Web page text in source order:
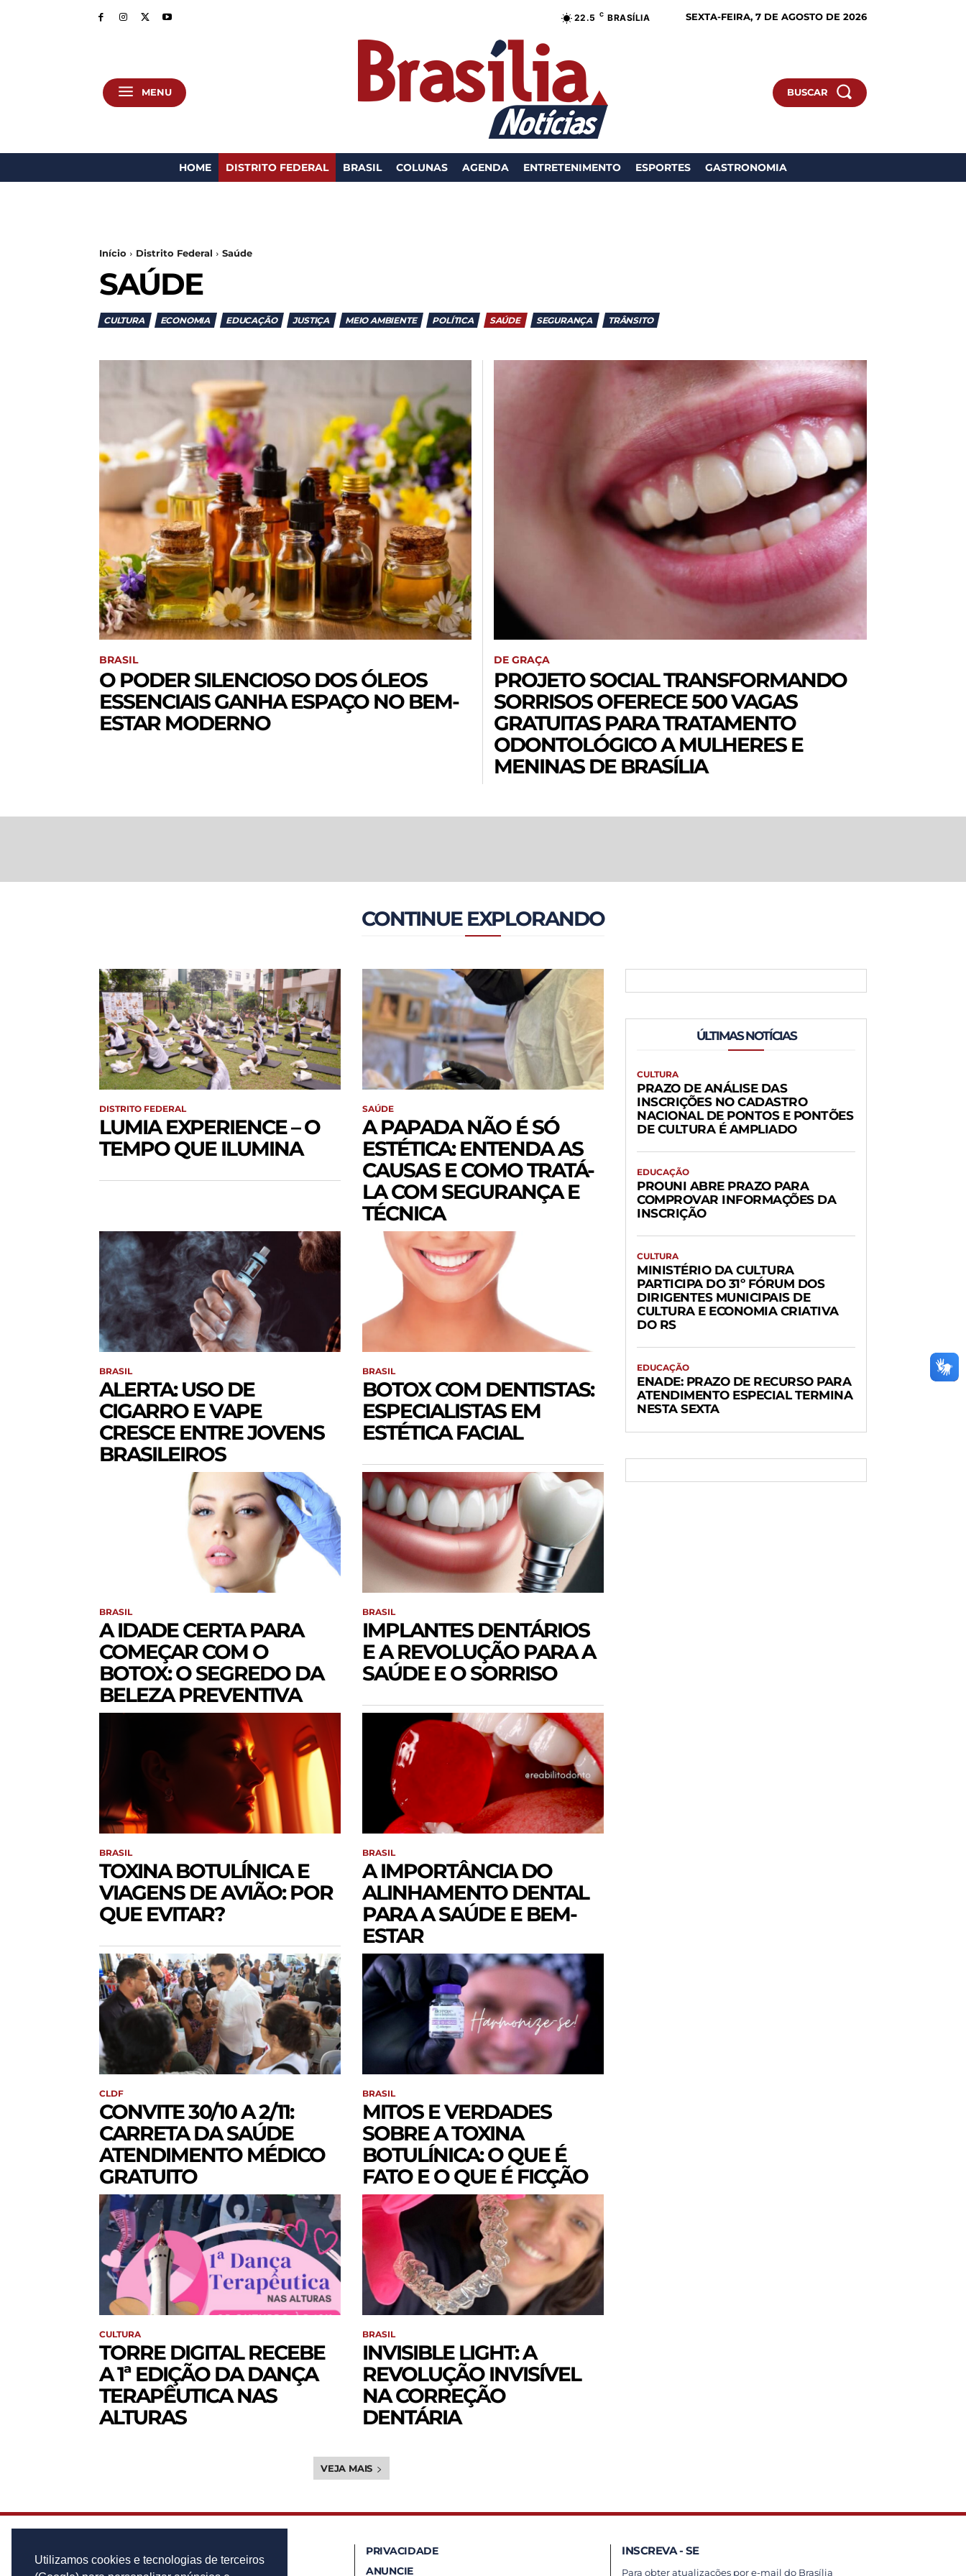
Utilizamos cookies e tecnologias de terceiros
22.5 C BRASÍLIA SEXTA-FEIRA, 7 DE AGOSTO DE 2026
MENU BUSCAR
HOME DISTRITO FEDERAL BRASIL COLUNAS AGENDA ENTRETENIMENTO ESPORTES GASTRONOMIA
Início Distrito Federal Saúde
SAÚDE
CULTURA ECONOMIA EDUCAÇÃO JUSTIÇA MEIO AMBIENTE POLÍTICA SAÚDE SEGURANÇA TRÂNSITO
BRASIL
O PODER SILENCIOSO DOS ÓLEOS
ESSENCIAIS GANHA ESPAÇO NO BEM-
ESTAR MODERNO
DE GRAÇA
PROJETO SOCIAL TRANSFORMANDO
SORRISOS OFERECE 500 VAGAS
GRATUITAS PARA TRATAMENTO
ODONTOLÓGICO A MULHERES E
MENINAS DE BRASÍLIA
CONTINUE EXPLORANDO
DISTRITO FEDERAL
LUMIA EXPERIENCE – O
TEMPO QUE ILUMINA
SAÚDE
A PAPADA NÃO É SÓ
ESTÉTICA: ENTENDA AS
CAUSAS E COMO TRATÁ-
LA COM SEGURANÇA E
TÉCNICA
BRASIL
ALERTA: USO DE
CIGARRO E VAPE
CRESCE ENTRE JOVENS
BRASILEIROS
BRASIL
BOTOX COM DENTISTAS:
ESPECIALISTAS EM
ESTÉTICA FACIAL
BRASIL
A IDADE CERTA PARA
COMEÇAR COM O
BOTOX: O SEGREDO DA
BELEZA PREVENTIVA
BRASIL
IMPLANTES DENTÁRIOS
E A REVOLUÇÃO PARA A
SAÚDE E O SORRISO
BRASIL
TOXINA BOTULÍNICA E
VIAGENS DE AVIÃO: POR
QUE EVITAR?
BRASIL
A IMPORTÂNCIA DO
ALINHAMENTO DENTAL
PARA A SAÚDE E BEM-
ESTAR
CLDF
CONVITE 30/10 A 2/11:
CARRETA DA SAÚDE
ATENDIMENTO MÉDICO
GRATUITO
BRASIL
MITOS E VERDADES
SOBRE A TOXINA
BOTULÍNICA: O QUE É
FATO E O QUE É FICÇÃO
CULTURA
TORRE DIGITAL RECEBE
A 1ª EDIÇÃO DA DANÇA
TERAPÊUTICA NAS
ALTURAS
BRASIL
INVISIBLE LIGHT: A
REVOLUÇÃO INVISÍVEL
NA CORREÇÃO
DENTÁRIA
VEJA MAIS
ÚLTIMAS NOTÍCIAS
CULTURA
PRAZO DE ANÁLISE DAS
INSCRIÇÕES NO CADASTRO
NACIONAL DE PONTOS E PONTÕES
DE CULTURA É AMPLIADO
EDUCAÇÃO
PROUNI ABRE PRAZO PARA
COMPROVAR INFORMAÇÕES DA
INSCRIÇÃO
CULTURA
MINISTÉRIO DA CULTURA
PARTICIPA DO 31º FÓRUM DOS
DIRIGENTES MUNICIPAIS DE
CULTURA E ECONOMIA CRIATIVA
DO RS
EDUCAÇÃO
ENADE: PRAZO DE RECURSO PARA
ATENDIMENTO ESPECIAL TERMINA
NESTA SEXTA
PRIVACIDADE
ANUNCIE
INSCREVA - SE
Para obter atualizações por e-mail do Brasília